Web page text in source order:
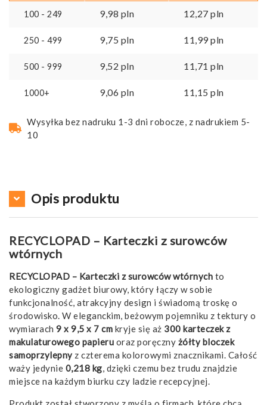
100 - 249 9,98 pln 12,27 pln
250 - 499 9,75 pln 11,99pln
500 - 999 9,52 pln 11,71 pln
1000+ 9,06 pln 11,15 pln
Wysyłka bez nadruku 1-3 dni robocze, z nadrukiem 5-
10
Opis produktu
RECYCLOPAD – Karteczki z surowców
wtórnych
RECYCLOPAD – Karteczki z surowców wtórnych to
ekologiczny gadżet biurowy, który łączy w sobie
funkcjonalność, atrakcyjny design i świadomą troskę o
środowisko. W eleganckim, beżowym pojemniku z tektury o
wymiarach 9 x 9,5 x 7 cm kryje się aż 300 karteczek z
makulaturowego papieru oraz poręczny żółty bloczek
samoprzylepnyz czterema kolorowymi znacznikami. Całość
waży jedynie 0,218 kg, dzięki czemu bez trudu znajdzie
miejsce na każdym biurku czy ladzie recepcyjnej.